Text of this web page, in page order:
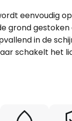
eenvoudig
grond gestoken
in de
schakelt het
in en bij